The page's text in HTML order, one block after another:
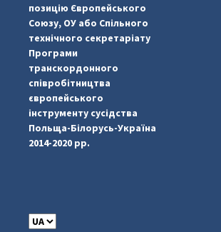
#PipIvanToday
позицію Європейського
Союзу, ОУ або Спільного
технічного секретаріату
Програми
транскордонного
співробітництва
європейського
інструменту сусідства
Польща-Білорусь-Україна
2014-2020 рр.
C